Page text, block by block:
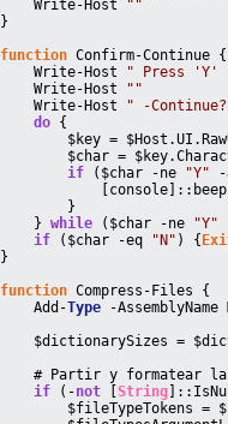
Write-Host
""
}
function Confirm-Continue {
Write-Host
" Press 'Y'
Write-Host
""
Write-Host
" -
do {
$key =
$char =
if ($char -ne "Y" -
}
} while ($char -ne "Y"
if ($char -eq "N" ) {
}
function Compress-Files {
Add-Type -
$dictionarySizes =
# Partir y formatear la
if (-not [ String
$fileTypeTokens =